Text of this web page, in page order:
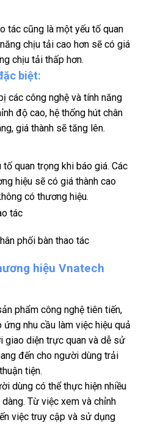
tác cũng là một yếu tố quan
chịu tải cao hơn sẽ có giá
chịu tải thấp hơn.
biệt:
các công nghệ và tính năng
độ cao, hệ thống hút chân
giá thành sẽ tăng lên.
quan trọng khi báo giá. Các
hiệu sẽ có giá thành cao
có thương hiệu.
phối bàn thao tác
hiệu Vnatech
phẩm công nghệ tiên tiến,
nhu cầu làm việc hiệu quả
giao diện trực quan và dễ sử
đến cho người dùng trải
tiện.
dùng có thể thực hiện nhiều
Từ việc xem và chỉnh
việc truy cập và sử dụng